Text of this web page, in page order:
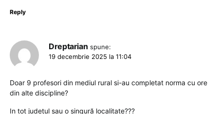
Reply
Dreptarian spune:
19 decembrie 2025 la 11:04
Doar 9 profesori din mediul rural si-au completat norma cu ore
din alte discipline?
In tot județul sau o singură localitate???